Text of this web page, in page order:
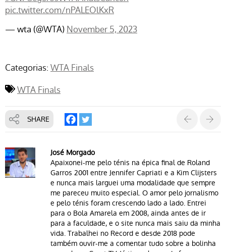
pic.twitter.com/nPALEOlKxR
— wta (@WTA) November 5, 2023
Categorias: WTA Finals
WTA Finals
SHARE
José Morgado
Apaixonei-me pelo ténis na épica final de Roland
Garros 2001 entre Jennifer Capriati e a Kim Clijsters
e nunca mais larguei uma modalidade que sempre
me pareceu muito especial. O amor pelo jornalismo
e pelo ténis foram crescendo lado a lado. Entrei
para o Bola Amarela em 2008, ainda antes de ir
para a faculdade, e o site nunca mais saiu da minha
vida. Trabalhei no Record e desde 2018 pode
também ouvir-me a comentar tudo sobre a bolinha